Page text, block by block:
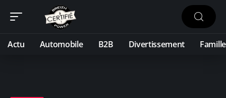
Actu Automobile B2B Divertissement Famille